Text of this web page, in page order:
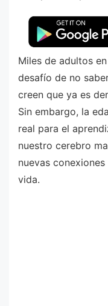
Miles de adultos
desafío de no
creen que ya es
Sin embargo, la
real para el
nuestro cerebro
nuevas
vida.